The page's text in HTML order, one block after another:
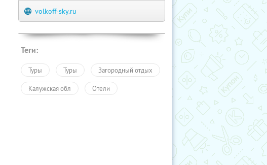
volkoff-sky.ru
Теги:
Туры Туры Загородный отдых
Калужская обл Отели